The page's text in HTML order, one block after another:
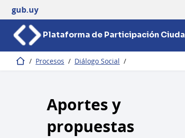
gub.uy
Plataforma de Participación
Inicio / Procesos / Diálogo Social /
Aportes y
propuestas